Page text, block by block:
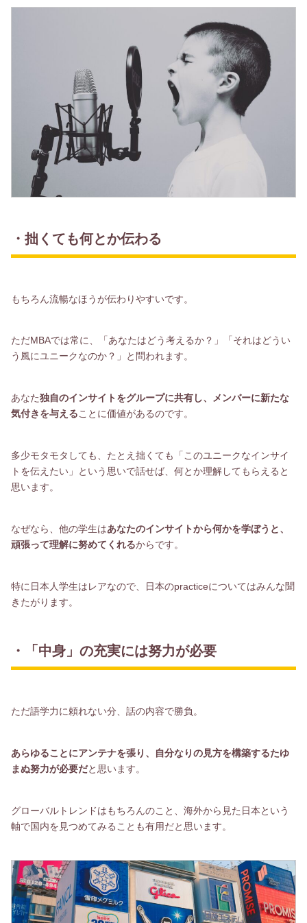
・拙くても何とか伝わる
もちろん流暢なほうが伝わりやすいです。
ただMBAでは常に、「あなたはどう考えるか？」「それはどうい
う風にユニークなのか？」と問われます。
あなた独自のインサイトをグループに共有し、メンバーに新たな
気付きを与えることに価値があるのです。
多少モタモタしても、たとえ拙くても「このユニークなインサイ
トを伝えたい」という思いで話せば、何とか理解してもらえると
思います。
なぜなら、他の学生はあなたのインサイトから何かを学ぼうと、
頑張って理解に努めてくれるからです。
特に日本人学生はレアなので、日本のpracticeについてはみんな聞
きたがります。
・「中身」の充実には努力が必要
ただ語学力に頼れない分、話の内容で勝負。
あらゆることにアンテナを張り、自分なりの見方を構築するたゆ
まぬ努力が必要だと思います。
グローバルトレンドはもちろんのこと、海外から見た日本という
軸で国内を見つめてみることも有用だと思います。